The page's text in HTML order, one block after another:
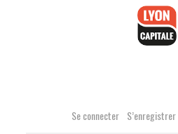
Se connecter S’enregistrer